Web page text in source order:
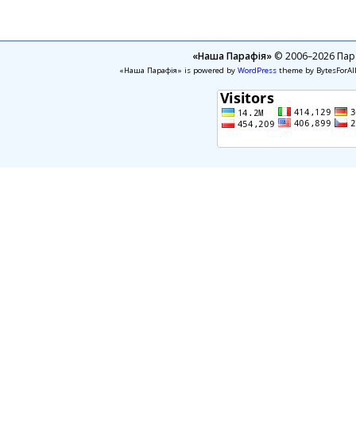
«Наша Парафія»© 2006–2026
«Наша Парафія» is powered by WordPresstheme by